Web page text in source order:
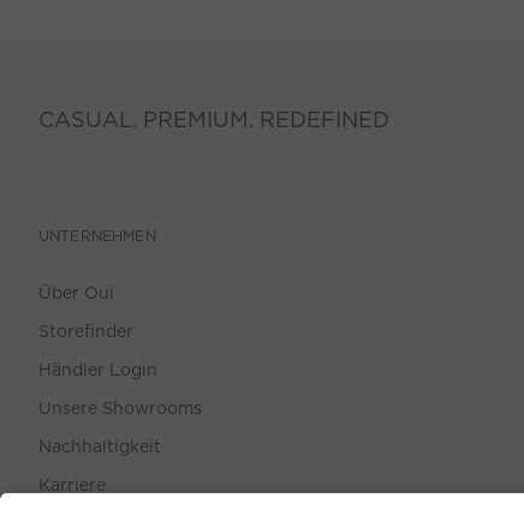
CASUAL. PREMIUM. REDEFINED
UNTERNEHMEN
Über Oui
Storefinder
Händler Login
Unsere Showrooms
Nachhaltigkeit
Karriere